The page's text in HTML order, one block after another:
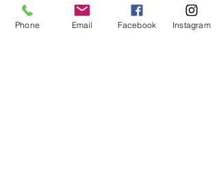
Phone Email Facebook Instagram